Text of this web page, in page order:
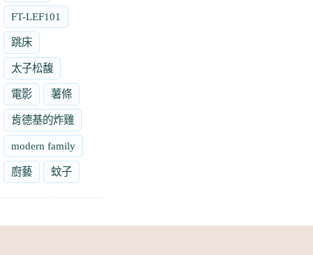
FT-LEF101
跳床
太子松馥
電影 薯條
肯德基的炸雞
modern family
廚藝 蚊子